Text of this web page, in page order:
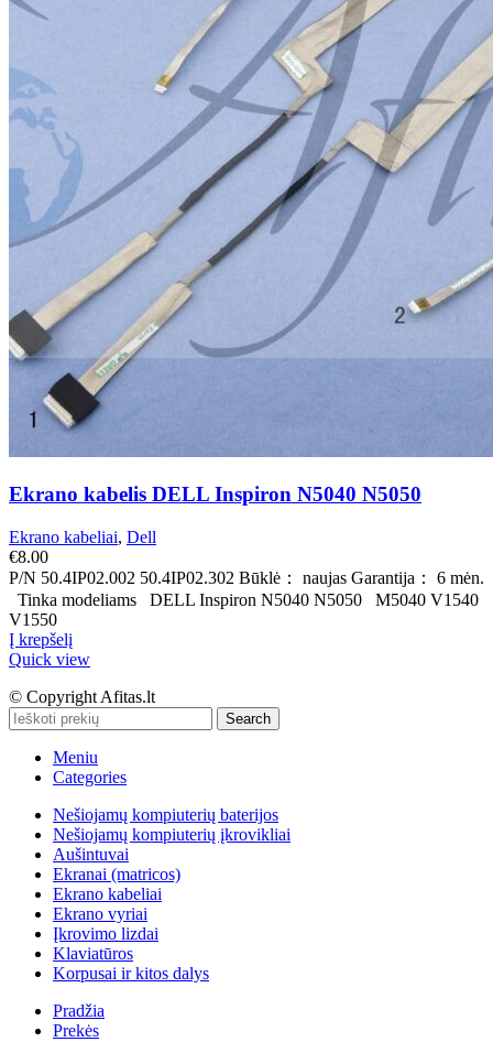
Ekrano kabelis DELL Inspiron N5040 N5050
Ekrano kabeliai, Dell
€8.00
P/N 50.4IP02.002 50.4IP02.302 Būklė： naujas Garantija： 6 mėn.
Tinka modeliams DELL Inspiron N5040 N5050 M5040 V1540
V1550
Į krepšelį
Quick view
© Copyright Afitas.lt
Search
Meniu
Categories
Nešiojamų kompiuterių baterijos
Nešiojamų kompiuterių įkrovikliai
Aušintuvai
Ekranai (matricos)
Ekrano kabeliai
Ekrano vyriai
Įkrovimo lizdai
Klaviatūros
Korpusai ir kitos dalys
Pradžia
Prekės